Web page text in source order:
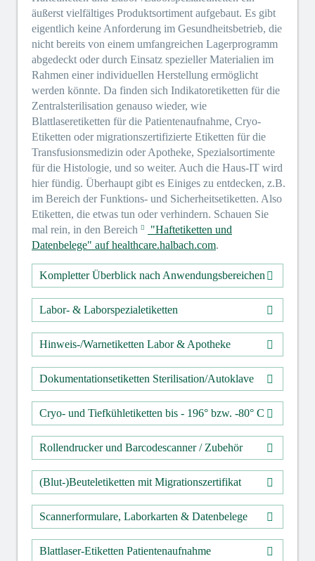
äußerst vielfältiges Produktsortiment aufgebaut. Es gibt
eigentlich keine Anforderung im Gesundheitsbetrieb, die
nicht bereits von einem umfangreichen Lagerprogramm
abgedeckt oder durch Einsatz spezieller Materialien im
Rahmen einer individuellen Herstellung ermöglicht
werden könnte. Da finden sich Indikatoretiketten für die
Zentralsterilisation genauso wieder, wie
Blattlaseretiketten für die Patientenaufnahme, Cryo-
Etiketten oder migrationszertifizierte Etiketten für die
Transfusionsmedizin oder Apotheke, Spezialsortimente
für die Histologie, und so weiter. Auch die Haus-IT wird
hier fündig. Überhaupt gibt es Einiges zu entdecken, z.B.
im Bereich der Funktions- und Sicherheitsetiketten. Also
Etiketten, die etwas tun oder verhindern. Schauen Sie
mal rein, in den Bereich
"Haftetiketten und
Datenbelege" auf healthcare.halbach.com.
Kompletter Überblick nach Anwendungsbereichen
Labor- & Laborspezialetiketten
Hinweis-/Warnetiketten Labor & Apotheke
Dokumentationsetiketten Sterilisation/Autoklave
Cryo- und Tiefkühletiketten bis - 196° bzw. -80° C
Rollendrucker und Barcodescanner / Zubehör
(Blut-)Beuteletiketten mit Migrationszertifikat
Scannerformulare, Laborkarten & Datenbelege
Blattlaser-Etiketten Patientenaufnahme